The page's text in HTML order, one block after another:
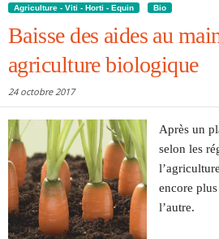
Agriculture - Viti - Horti - Equin
Bio
Baisse des aides au
agriculture biologique
24 octobre 2017
Après un
selon les
encore
l’autre.